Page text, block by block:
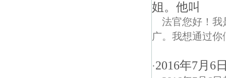
姐。他叫
法官您好！我
广。我想通过
·2016年7月6